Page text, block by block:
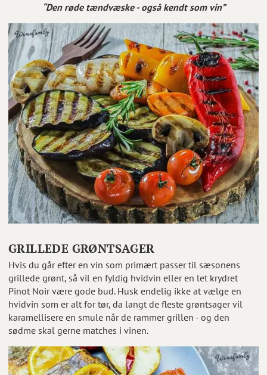
“Den røde tændvæske - også kendt som vin”
GRILLEDE GRØNTSAGER
Hvis du går efter en vin som primært passer til sæsonens
grillede grønt, så vil en fyldig hvidvin eller en let krydret
Pinot Noir være gode bud. Husk endelig ikke at vælge en
hvidvin som er alt for tør, da langt de fleste grøntsager vil
karamellisere en smule når de rammer grillen - og den
sødme skal gerne matches i vinen.